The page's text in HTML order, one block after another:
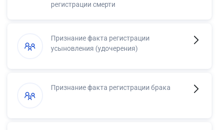
регистрации смерти
Признание факта регистрации
усыновления (удочерения)
Признание факта регистрации брака